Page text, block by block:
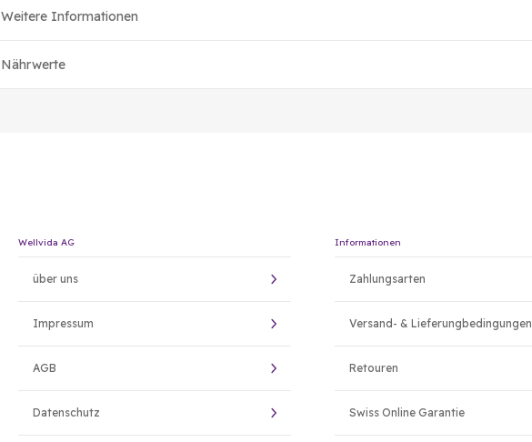
Weitere Informationen
Nährwerte
Wellvida AG
über uns
Impressum
AGB
Datenschutz
Informationen
Zahlungsarten
Versand- & Lieferungbedingungen
Retouren
Swiss Online Garantie